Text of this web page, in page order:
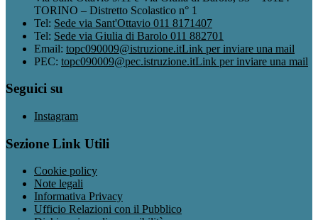
TORINO – Distretto Scolastico n° 1
Tel: Sede via Sant'Ottavio 011 8171407
Tel: Sede via Giulia di Barolo 011 882701
Email: topc090009@istruzione.itLink per inviare una mail
PEC: topc090009@pec.istruzione.itLink per inviare una mail
Seguici su
Instagram
Sezione Link Utili
Cookie policy
Note legali
Informativa Privacy
Ufficio Relazioni con il Pubblico